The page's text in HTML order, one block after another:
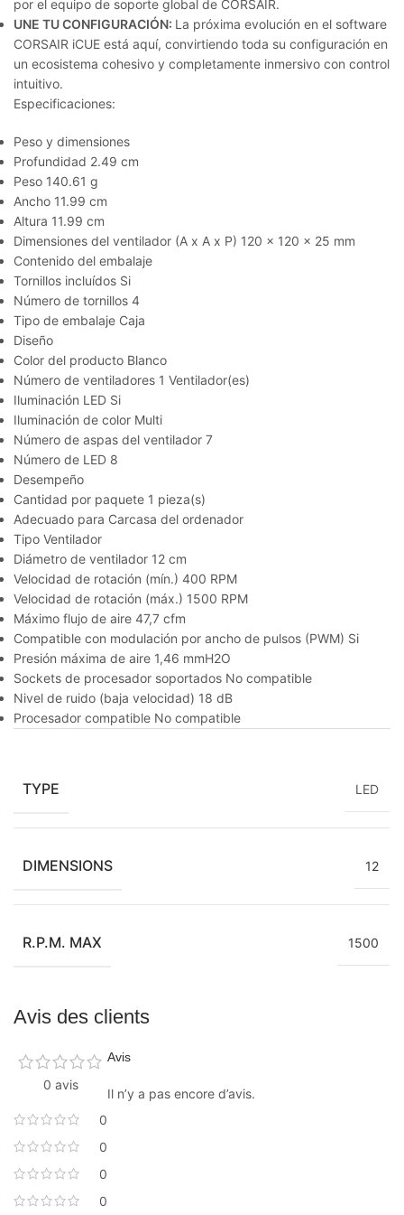
por el equipo de soporte global de CORSAIR.
UNE TU CONFIGURACIÓN: La próxima evolución en el software
CORSAIR iCUE está aquí, convirtiendo toda su configuración en
un ecosistema cohesivo y completamente inmersivo con control
intuitivo.
Especificaciones:
Peso y dimensiones
Profundidad 2.49 cm
Peso 140.61 g
Ancho 11.99 cm
Altura 11.99 cm
Dimensiones del ventilador (A x A x P) 120 x 120 x 25 mm
Contenido del embalaje
Tornillos incluídos Si
Número de tornillos 4
Tipo de embalaje Caja
Diseño
Color del producto Blanco
Número de ventiladores 1 Ventilador(es)
Iluminación LED Si
Iluminación de color Multi
Número de aspas del ventilador 7
Número de LED 8
Desempeño
Cantidad por paquete 1 pieza(s)
Adecuado para Carcasa del ordenador
Tipo Ventilador
Diámetro de ventilador 12 cm
Velocidad de rotación (mín.) 400 RPM
Velocidad de rotación (máx.) 1500 RPM
Máximo flujo de aire 47,7 cfm
Compatible con modulación por ancho de pulsos (PWM) Si
Presión máxima de aire 1,46 mmH2O
Sockets de procesador soportados No compatible
Nivel de ruido (baja velocidad) 18 dB
Procesador compatible No compatible
TYPE LED
DIMENSIONS 12
R.P.M. MAX 1500
Avis des clients
0 avis
0
0
0
0
Avis
Il n’y a pas encore d’avis.